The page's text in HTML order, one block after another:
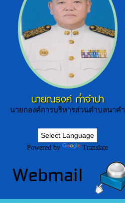
นายณรงค์ ก่ำจำปา
นายกองค์การบริหารส่วนตำบลนาคำ
Powered by Translate